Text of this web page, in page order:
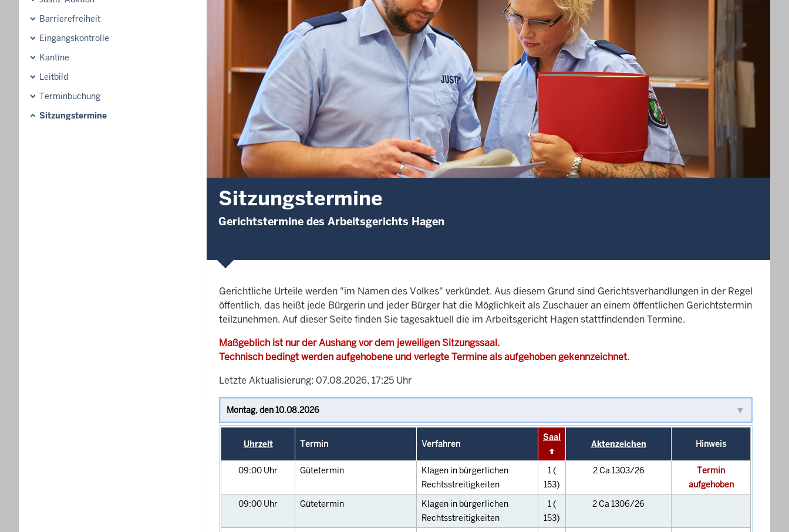
Barrierefreiheit
Eingangskontrolle
Kantine
Leitbild
Terminbuchung
Sitzungstermine
Sitzungstermine
Gerichtstermine des Arbeitsgerichts Hagen
Gerichtliche Urteile werden "im Namen des Volkes" verkündet. Aus diesem Grund sind Gerichtsverhandlungen in der Regel
öffentlich, das heißt jede Bürgerin und jeder Bürger hat die Möglichkeit als Zuschauer an einem öffentlichen Gerichtstermin
teilzunehmen. Auf dieser Seite finden Sie tagesaktuell die im Arbeitsgericht Hagen stattfindenden Termine.
Maßgeblich ist nur der Aushang vor dem jeweiligen Sitzungssaal.
Technisch bedingt werden aufgehobene und verlegte Termine als aufgehoben gekennzeichnet.
Letzte Aktualisierung: 07.08.2026, 17:25 Uhr
Uhrzeit Termin Verfahren
Saal
Aktenzeichen Hinweis
09:00 Uhr Gütetermin
Klagen in bürgerlichen
Rechtsstreitigkeiten
1 (
153)
2 Ca 1303/26
Termin
aufgehoben
09:00 Uhr Gütetermin
Klagen in bürgerlichen
Rechtsstreitigkeiten
1 (
153)
2 Ca 1306/26